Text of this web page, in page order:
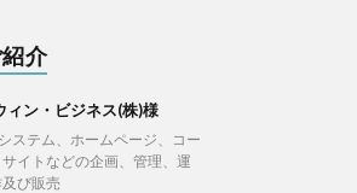
介
ィン・ビジネス(株)様
ステム、ホームページ、コー
イトなどの企画、管理、運
び販売